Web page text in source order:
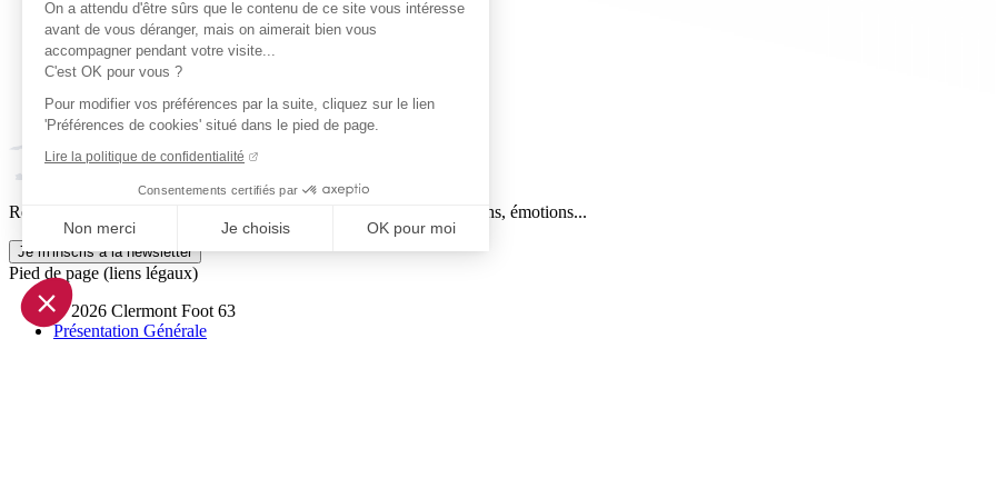
On a attendu d'être sûrs que le contenu de ce site vous intéresse
avant de vous déranger, mais on aimerait bien vous
accompagner pendant votre visite...
C'est OK pour vous ?
Pour modifier vos préférences par la suite, cliquez sur le lien
'Préférences de cookies' situé dans le pied de page.
Lire la politique de confidentialité
Consentements certifiés par
Non merci Je choisis OK pour moi
Axeptio consent
Plateforme de Gestion du Consentement : Personnalisez vos Options
Notre plateforme vous permet d'adapter et de gérer vos paramètres de confidentialité, en garantissant la conformité avec
Reçois par email ta dose officielle de Clermont Foot 63 : actus, matchs, émotions...
Je m'inscris à la newsletter
Pied de page (liens légaux)
© 2026 Clermont Foot 63
Présentation Générale